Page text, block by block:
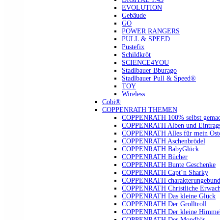
EVOLUTION
Gebäude
GO
POWER RANGERS
PULL & SPEED
Pustefix
Schildkröt
SCIENCE4YOU
Stadlbauer Bburago
Stadlbauer Pull & Speed®
TOY
Wireless
Cobi®
COPPENRATH THEMEN
COPPENRATH 100% selbst
COPPENRATH Alben und
COPPENRATH Alles für mein
COPPENRATH Aschenbrödel
COPPENRATH BabyGlück
COPPENRATH Bücher
COPPENRATH Bunte Geschenke
COPPENRATH Capt´n Sharky
COPPENRATH
COPPENRATH Christliche
COPPENRATH Das kleine Glück
COPPENRATH Der Grolltroll
COPPENRATH Der kleine